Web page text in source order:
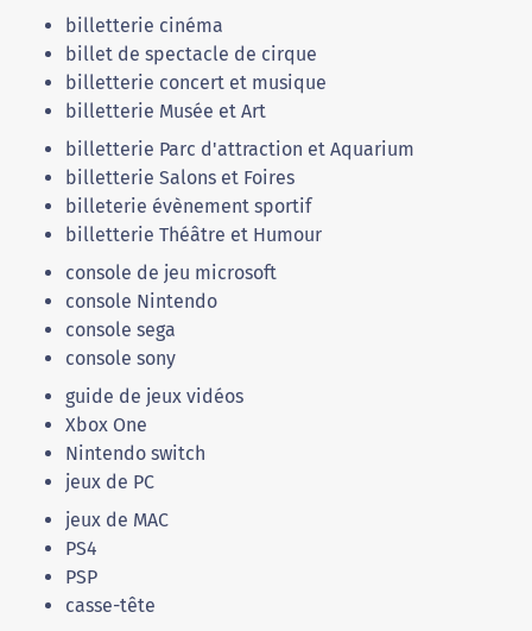
billetterie cinéma
billet de spectacle de cirque
billetterie concert et musique
billetterie Musée et Art
billetterie Parc d'attraction et Aquarium
billetterie Salons et Foires
billeterie évènement sportif
billetterie Théâtre et Humour
console de jeu microsoft
console Nintendo
console sega
console sony
guide de jeux vidéos
Xbox One
Nintendo switch
jeux de PC
jeux de MAC
PS4
PSP
casse-tête